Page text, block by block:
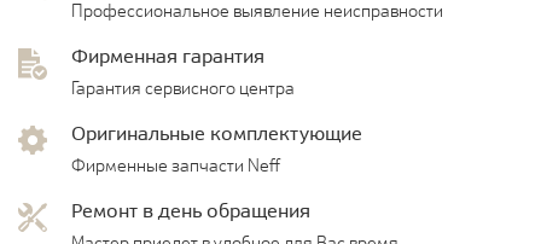
Профессиональное выявление неисправности
Фирменная гарантия
Гарантия сервисного центра
Оригинальные комплектующие
Фирменные запчасти Neff
Ремонт в день обращения